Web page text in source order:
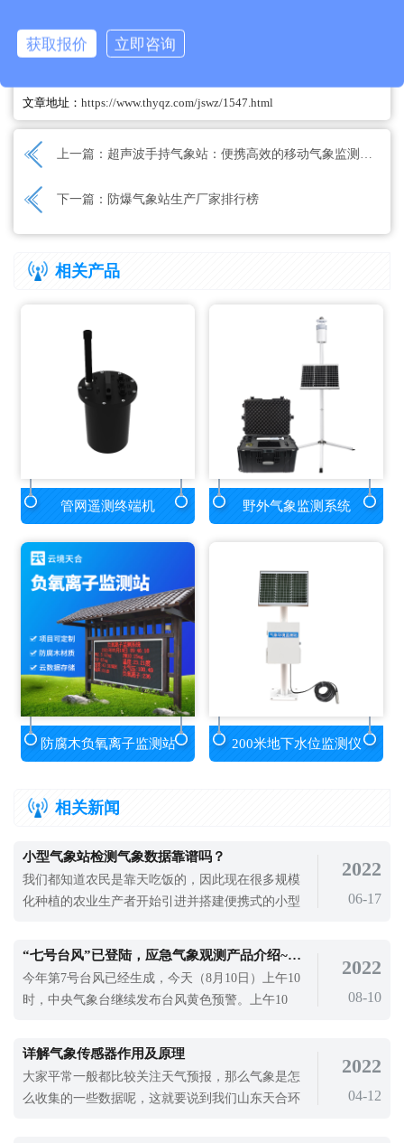
文章地址： https://www.thyqz.com/jswz/1547.html
上一篇： 超声波手持气象站：便携高效的移动气象监测利器
下一篇： 防爆气象站生产厂家排行榜
相关产品
管网遥测终端机 野外气象监测系统
防腐木负氧离子监测站 200米地下水位监测仪
相关新闻
小型气象站检测气象数据靠谱吗？
我们都知道农民是靠天吃饭的，因此现在很多规模
化种植的农业生产者开始引进并搭建便携式的小型
近几年高温大棚等措施也是为了可以避免天气对农
作物的影响，可以在一定程度上抵御天气恶劣带来
的风险。但到寒潮之类的恶劣天气的突发
2022
06-17
“七号台风”已登陆，应急气象观测产品介绍~便携式气象站产品介绍~
今年第7号台风已经生成，今天（8月10日）上午10
时，中央气象台继续发布台风黄色预警。上午10
热带气旋，当其中心风力达到12级及以上时，就被
称作台风。台风到来对我们的影响非常大，尤其是
一些沿海居民，应该提早撤离到安全地点，
2022
08-10
详解气象传感器作用及原理
大家平常一般都比较关注天气预报，那么气象是怎
么收集的一些数据呢，这就要说到我们山东天合环
2022
04-12
获取报价 立即咨询